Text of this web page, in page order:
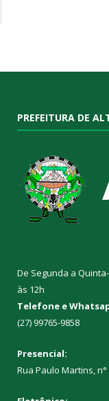
PREFEITURA DE
De Segunda a
às 12h
Telefone e
(27) 99765-9858
Presencial:
Rua Paulo Martins, n°